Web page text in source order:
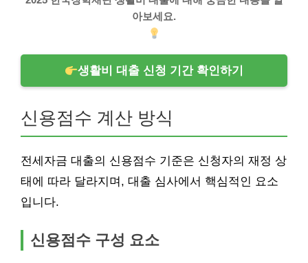
아보세요.
생활비 대출 신청 기간 확인하기
신용점수 계산 방식
전세자금 대출의 신용점수 기준은 신청자의 재정 상
태에 따라 달라지며, 대출 심사에서 핵심적인 요소
입니다.
신용점수 구성 요소